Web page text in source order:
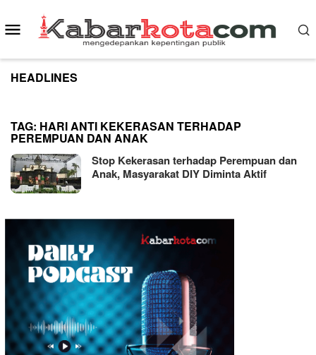
to
content
Mobile
Menu
HEADLINES
TAG: HARI ANTI KEKERASAN TERHADAP
PEREMPUAN DAN ANAK
Stop Kekerasan terhadap Perempuan dan
Anak, Masyarakat DIY Diminta Aktif